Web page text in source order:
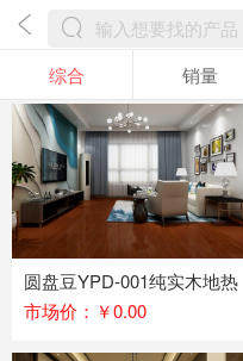
综合 销量
圆盘豆YPD-001纯实木地热
地板
市场价：￥0.00